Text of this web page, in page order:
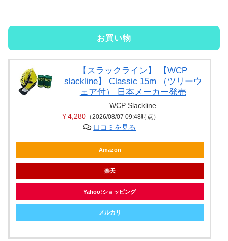
お買い物
【スラックライン】 【WCP
slackline】 Classic 15m （ツリーウ
ェア付） 日本メーカー発売
WCP Slackline
￥4,280（2026/08/07 09:48時点）
口コミを見る
Amazon
楽天
Yahoo!ショッピング
メルカリ